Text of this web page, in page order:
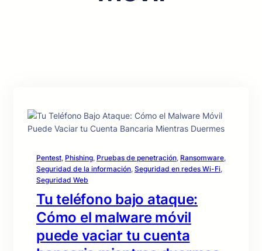
Pentest, Phishing, Pruebas de penetración, Ransomware
Seguridad de la información, Seguridad en redes Wi-Fi
Seguridad Web
Tu teléfono bajo ataque:
Cómo el malware móvil
puede vaciar tu cuenta